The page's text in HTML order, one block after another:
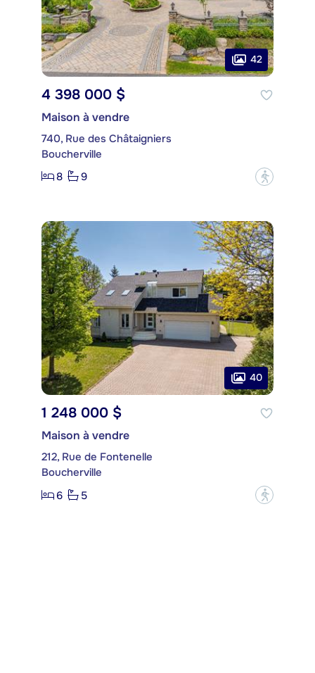
42
4 398 000 $
Maison à vendre
740, Rue des Châtaigniers
Boucherville
8
9 ?
40
1 248 000 $
Maison à vendre
212, Rue de Fontenelle
Boucherville
6
5 ?